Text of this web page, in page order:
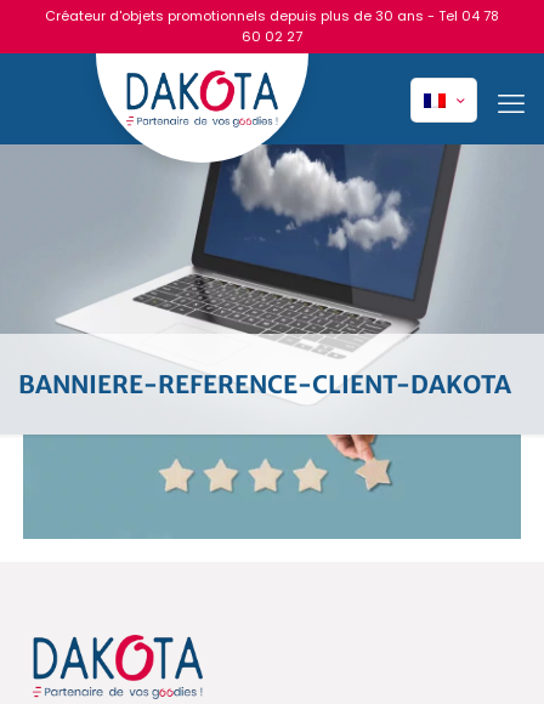
Créateur d'objets promotionnels depuis plus de 30 ans - Tel 04 78
60 02 27
BANNIERE-REFERENCE-CLIENT-DAKOTA